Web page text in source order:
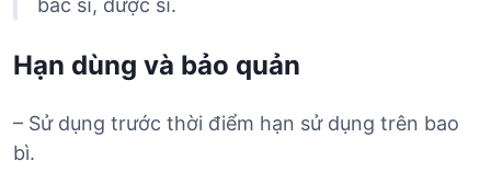
bác sĩ, dược sĩ.
Hạn dùng và bảo quản
– Sử dụng trước thời điểm hạn sử dụng trên bao
bì.